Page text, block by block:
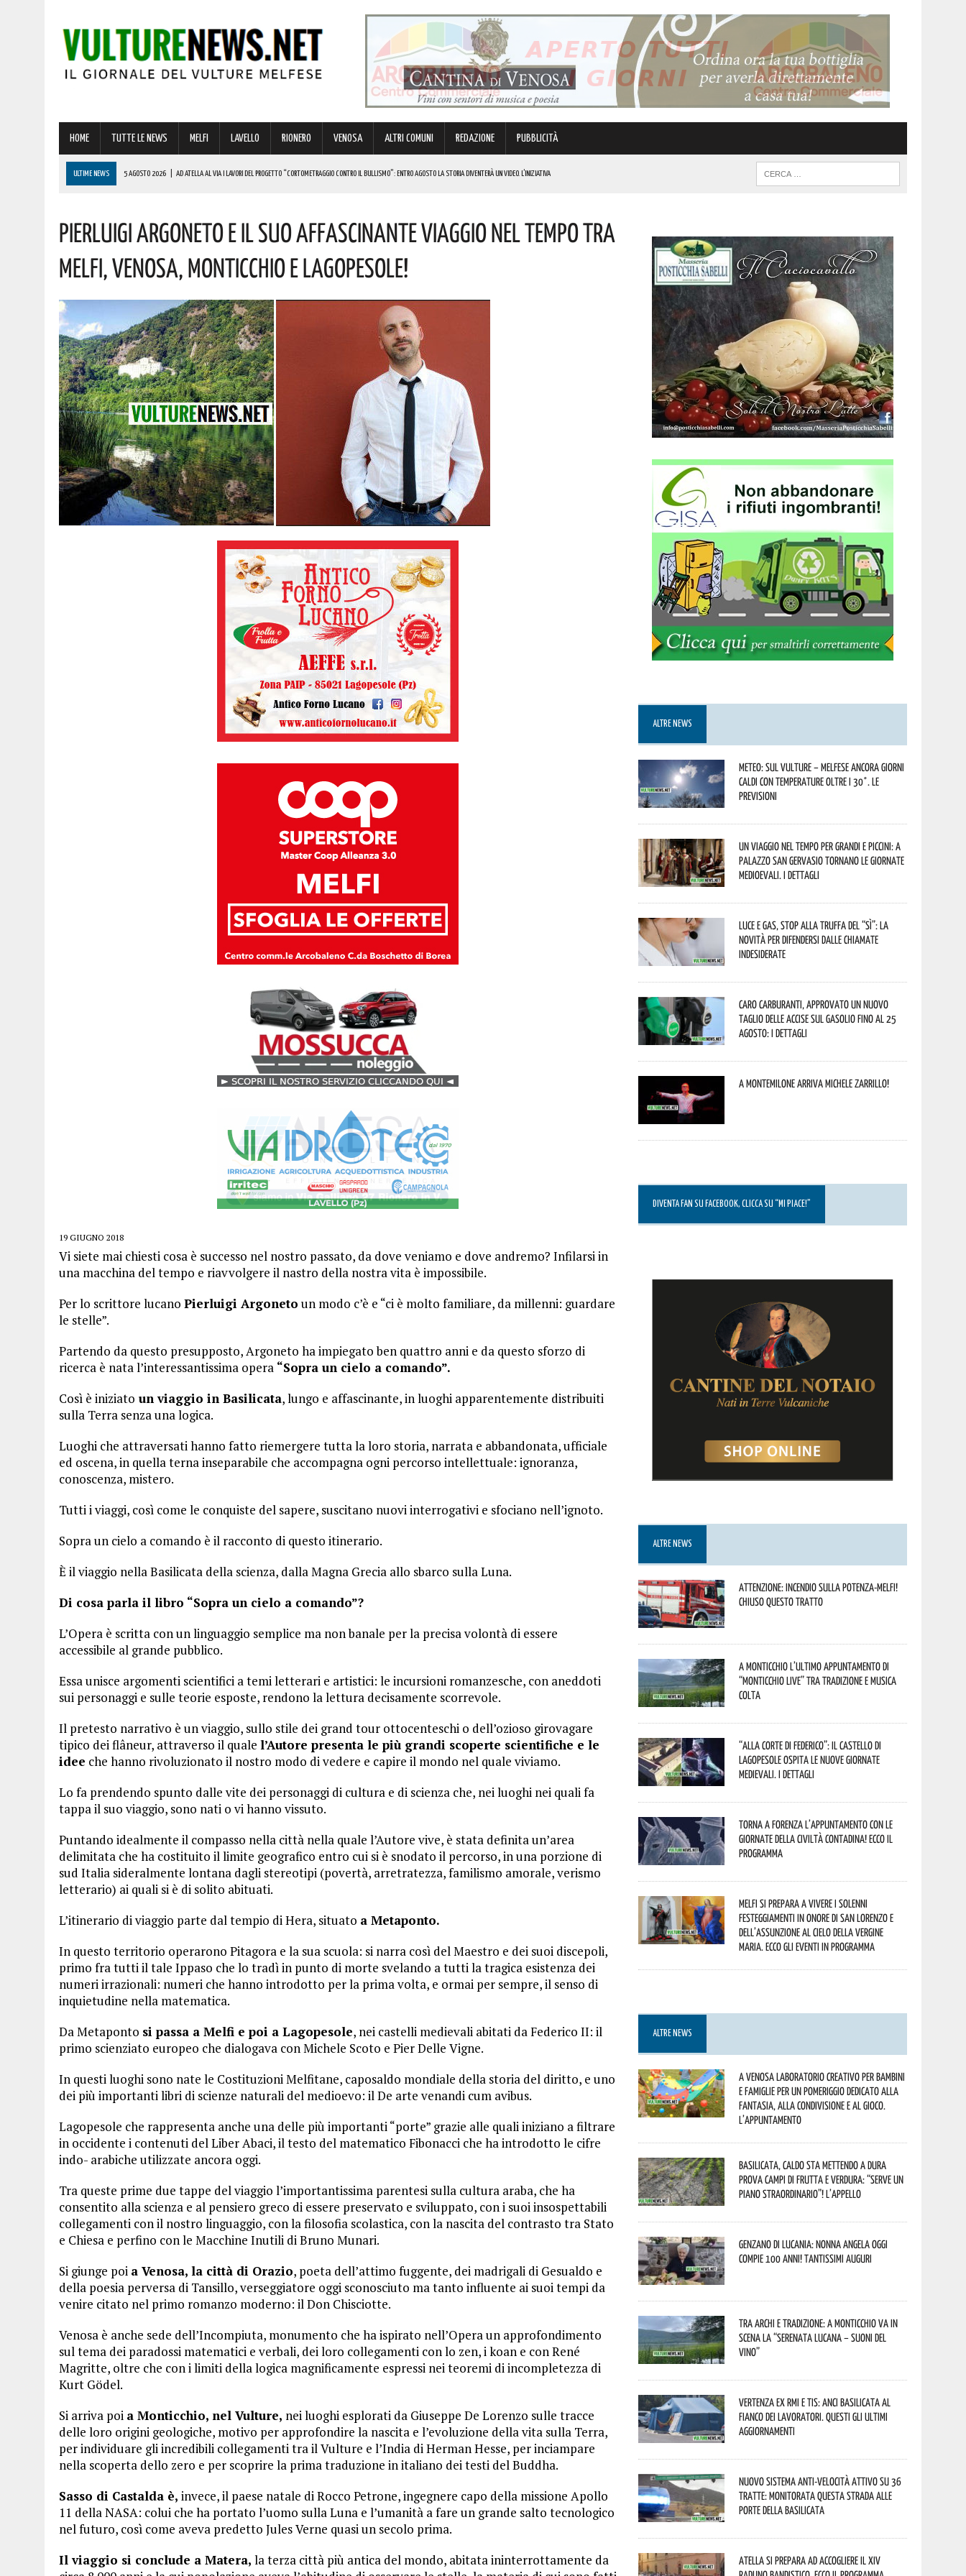
HOME TUTTE LE NEWS MELFI LAVELLO RIONERO VENOSA ALTRI COMUNI REDAZIONE PUBBLICITÀ
ULTIME NEWS 5 AGOSTO 2026 AD ATELLA AL VIA I LAVORI DEL PROGETTO “CORTOMETRAGGIO CONTRO IL BULLISMO”: ENTRO AGOSTO LA STORIA DIVENTERÀ UN VIDEO. L’INIZIATIVA
5 AGOSTO 2026 | GRAVE INCENDIO IN BASILICATA! VIGILI DEL FUOCO SUL POSTO DA IERI
5 AGOSTO 2026 | “IL CAPORALATO. UNA STORIA”: A VENOSA UN MOMENTO DI RIFLESSIONE SU LAVORO, DIRITTI E LEGALITÀ. I DETTAGLI
PIERLUIGI ARGONETO E IL SUO AFFASCINANTE VIAGGIO NEL TEMPO TRA
MELFI, VENOSA, MONTICCHIO E LAGOPESOLE!
19 GIUGNO 2018
Vi siete mai chiesti cosa è successo nel nostro passato, da dove veniamo e dove andremo? Infilarsi in
una macchina del tempo e riavvolgere il nastro della nostra vita è impossibile.
Per lo scrittore lucano Pierluigi Argoneto un modo c’è e “ci è molto familiare, da millenni: guardare
le stelle”.
Partendo da questo presupposto, Argoneto ha impiegato ben quattro anni e da questo sforzo di
ricerca è nata l’interessantissima opera “Sopra un cielo a comando”.
Così è iniziato un viaggio in Basilicata, lungo e affascinante, in luoghi apparentemente distribuiti
sulla Terra senza una logica.
Luoghi che attraversati hanno fatto riemergere tutta la loro storia, narrata e abbandonata, ufficiale
ed oscena, in quella terna inseparabile che accompagna ogni percorso intellettuale: ignoranza,
conoscenza, mistero.
Tutti i viaggi, così come le conquiste del sapere, suscitano nuovi interrogativi e sfociano nell’ignoto.
Sopra un cielo a comando è il racconto di questo itinerario.
È il viaggio nella Basilicata della scienza, dalla Magna Grecia allo sbarco sulla Luna.
Di cosa parla il libro “Sopra un cielo a comando”?
L’Opera è scritta con un linguaggio semplice ma non banale per la precisa volontà di essere
accessibile al grande pubblico.
Essa unisce argomenti scientifici a temi letterari e artistici: le incursioni romanzesche, con aneddoti
sui personaggi e sulle teorie esposte, rendono la lettura decisamente scorrevole.
Il pretesto narrativo è un viaggio, sullo stile dei grand tour ottocenteschi o dell’ozioso girovagare
tipico dei flâneur, attraverso il quale l’Autore presenta le più grandi scoperte scientifiche e le
idee che hanno rivoluzionato il nostro modo di vedere e capire il mondo nel quale viviamo.
Lo fa prendendo spunto dalle vite dei personaggi di cultura e di scienza che, nei luoghi nei quali fa
tappa il suo viaggio, sono nati o vi hanno vissuto.
Puntando idealmente il compasso nella città nella quale l’Autore vive, è stata definita un’area
delimitata che ha costituito il limite geografico entro cui si è snodato il percorso, in una porzione di
sud Italia sideralmente lontana dagli stereotipi (povertà, arretratezza, familismo amorale, verismo
letterario) ai quali si è di solito abituati.
L’itinerario di viaggio parte dal tempio di Hera, situato a Metaponto.
In questo territorio operarono Pitagora e la sua scuola: si narra così del Maestro e dei suoi discepoli,
primo fra tutti il tale Ippaso che lo tradì in punto di morte svelando a tutti la tragica esistenza dei
numeri irrazionali: numeri che hanno introdotto per la prima volta, e ormai per sempre, il senso di
inquietudine nella matematica.
Da Metaponto si passa a Melfi e poi a Lagopesole, nei castelli medievali abitati da Federico II: il
primo scienziato europeo che dialogava con Michele Scoto e Pier Delle Vigne.
In questi luoghi sono nate le Costituzioni Melfitane, caposaldo mondiale della storia del diritto, e uno
dei più importanti libri di scienze naturali del medioevo: il De arte venandi cum avibus.
Lagopesole che rappresenta anche una delle più importanti “porte” grazie alle quali iniziano a filtrare
in occidente i contenuti del Liber Abaci, il testo del matematico Fibonacci che ha introdotto le cifre
indo- arabiche utilizzate ancora oggi.
Tra queste prime due tappe del viaggio l’importantissima parentesi sulla cultura araba, che ha
consentito alla scienza e al pensiero greco di essere preservato e sviluppato, con i suoi insospettabili
collegamenti con il nostro linguaggio, con la filosofia scolastica, con la nascita del contrasto tra Stato
e Chiesa e perfino con le Macchine Inutili di Bruno Munari.
Si giunge poi a Venosa, la città di Orazio, poeta dell’attimo fuggente, dei madrigali di Gesualdo e
della poesia perversa di Tansillo, verseggiatore oggi sconosciuto ma tanto influente ai suoi tempi da
venire citato nel primo romanzo moderno: il Don Chisciotte.
Venosa è anche sede dell’Incompiuta, monumento che ha ispirato nell’Opera un approfondimento
sul tema dei paradossi matematici e verbali, dei loro collegamenti con lo zen, i koan e con René
Magritte, oltre che con i limiti della logica magnificamente espressi nei teoremi di incompletezza di
Kurt Gödel.
Si arriva poi a Monticchio, nel Vulture, nei luoghi esplorati da Giuseppe De Lorenzo sulle tracce
delle loro origini geologiche, motivo per approfondire la nascita e l’evoluzione della vita sulla Terra,
per individuare gli incredibili collegamenti tra il Vulture e l’India di Herman Hesse, per inciampare
nella scoperta dello zero e per scoprire la prima traduzione in italiano dei testi del Buddha.
Sasso di Castalda è, invece, il paese natale di Rocco Petrone, ingegnere capo della missione Apollo
11 della NASA: colui che ha portato l’uomo sulla Luna e l’umanità a fare un grande salto tecnologico
nel futuro, così come aveva predetto Jules Verne quasi un secolo prima.
Il viaggio si conclude a Matera, la terza città più antica del mondo, abitata ininterrottamente da
ALTRE NEWS
Meteo: sul Vulture – melfese ancora giorni
caldi con temperature oltre i 30°. Le
previsioni
Un viaggio nel tempo per grandi e piccini: a
Palazzo San Gervasio tornano le Giornate
Medioevali. I dettagli
Luce e gas, stop alla truffa del “Sì”: la
novità per difendersi dalle chiamate
indesiderate
Caro carburanti, approvato un nuovo
taglio delle accise sul gasolio fino al 25
agosto: i dettagli
A Montemilone arriva Michele Zarrillo!
DIVENTA FAN SU FACEBOOK, CLICCA SU “MI PIACE!”
ALTRE NEWS
Attenzione: incendio sulla Potenza-Melfi!
Chiuso questo tratto
A Monticchio l’ultimo appuntamento di
“Monticchio Live” tra tradizione e musica
colta
“Alla corte di Federico”: il Castello di
Lagopesole ospita le nuove Giornate
Medievali. I dettagli
Torna a Forenza l’appuntamento con le
Giornate della Civiltà Contadina! Ecco il
programma
Melfi si prepara a vivere i solenni
festeggiamenti in onore di San Lorenzo e
dell’assunzione al cielo della Vergine
Maria. Ecco gli eventi in programma
ALTRE NEWS
A Venosa laboratorio creativo per bambini
e famiglie per un pomeriggio dedicato alla
fantasia, alla condivisione e al gioco.
L’appuntamento
Basilicata, caldo sta mettendo a dura
prova campi di frutta e verdura: “Serve un
piano straordinario”! L’appello
Genzano di Lucania: nonna Angela oggi
compie 100 anni! Tantissimi auguri
Tra archi e tradizione: a Monticchio va in
scena la “Serenata lucana – suoni del
vino”
Vertenza ex RMI e TIS: ANCI Basilicata al
fianco dei lavoratori. Questi gli ultimi
aggiornamenti
Nuovo sistema anti-velocità attivo su 36
tratte: monitorata questa strada alle
porte della Basilicata
Atella si prepara ad accogliere il XIV